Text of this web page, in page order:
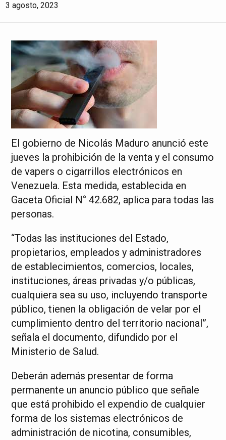
3 agosto, 2023
El gobierno de Nicolás Maduro anunció este
jueves la prohibición de la venta y el consumo
de vapers o cigarrillos electrónicos en
Venezuela. Esta medida, establecida en
Gaceta Oficial N° 42.682, aplica para todas las
personas.
“Todas las instituciones del Estado,
propietarios, empleados y administradores
de establecimientos, comercios, locales,
instituciones, áreas privadas y/o públicas,
cualquiera sea su uso, incluyendo transporte
público, tienen la obligación de velar por el
cumplimiento dentro del territorio nacional”,
señala el documento, difundido por el
Ministerio de Salud.
Deberán además presentar de forma
permanente un anuncio público que señale
que está prohibido el expendio de cualquier
forma de los sistemas electrónicos de
administración de nicotina, consumibles,